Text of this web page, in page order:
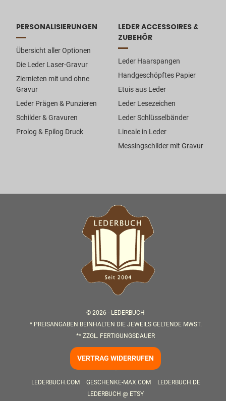
PERSONALISIERUNGEN
Übersicht aller Optionen
Die Leder Laser-Gravur
Ziernieten mit und ohne
Gravur
Leder Prägen & Punzieren
Schilder & Gravuren
Prolog & Epilog Druck
LEDER ACCESSOIRES &
ZUBEHÖR
Leder Haarspangen
Handgeschöpftes Papier
Etuis aus Leder
Leder Lesezeichen
Leder Schlüsselbänder
Lineale in Leder
Messingschilder mit Gravur
© 2026 - LEDERBUCH
* PREISANGABEN BEINHALTEN DIE JEWEILS GELTENDE MWST.
** ZZGL. FERTIGUNGSDAUER
VERTRAG WIDERRUFEN
-
LEDERBUCH.COM
GESCHENKE-MAX.COM
LEDERBUCH.DE
LEDERBUCH @ ETSY